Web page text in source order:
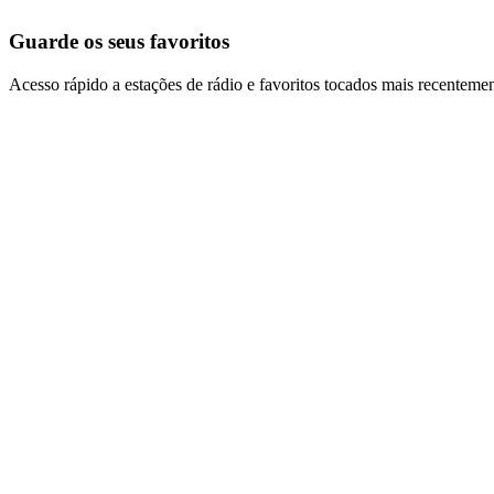
Guarde os seus favoritos
Acesso rápido a estações de rádio e favoritos tocados mais